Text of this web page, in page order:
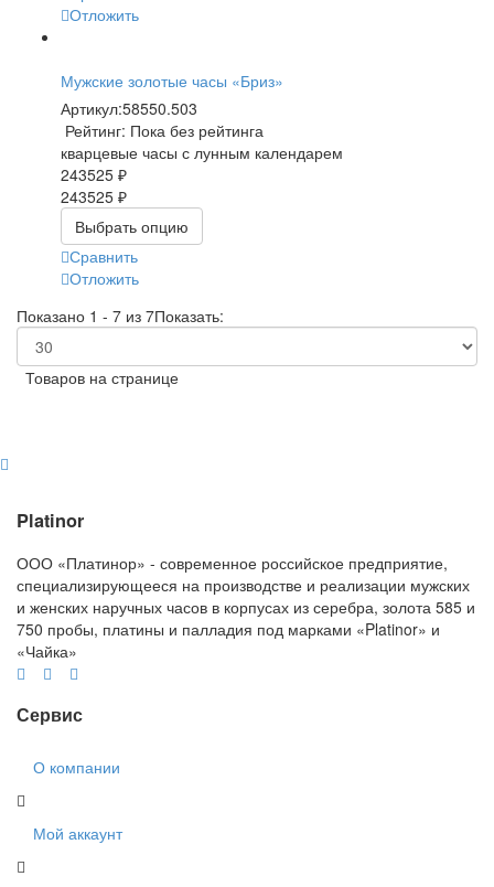
Отложить
Мужские золотые часы «Бриз»
Артикул:58550.503
Рейтинг: Пока без рейтинга
кварцевые часы с лунным календарем
243525 ₽
243525 ₽
Выбрать опцию
Сравнить
Отложить
Показано 1 - 7 из 7Показать:
Товаров на странице
Platinor
ООО «Платинор» - современное российское предприятие,
специализирующееся на производстве и реализации мужских
и женских наручных часов в корпусах из серебра, золота 585 и
750 пробы, платины и палладия под марками «Platinor» и
«Чайка»
Сервис
О компании
Мой аккаунт